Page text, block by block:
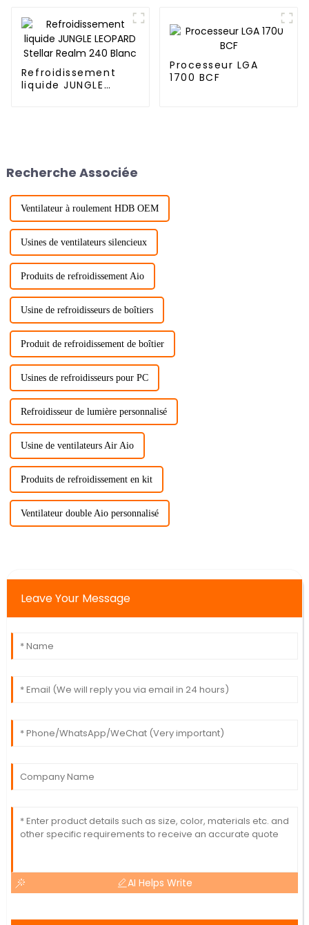
Refroidissement
liquide JUNGLE
Processeur LGA
1700 BCF
Recherche Associée
Ventilateur à roulement HDB OEM
Usines de ventilateurs silencieux
Produits de refroidissement Aio
Usine de refroidisseurs de boîtiers
Produit de refroidissement de boîtier
Usines de refroidisseurs pour PC
Refroidisseur de lumière personnalisé
Usine de ventilateurs Air Aio
Produits de refroidissement en kit
Ventilateur double Aio personnalisé
Leave Your Message
AI Helps Write